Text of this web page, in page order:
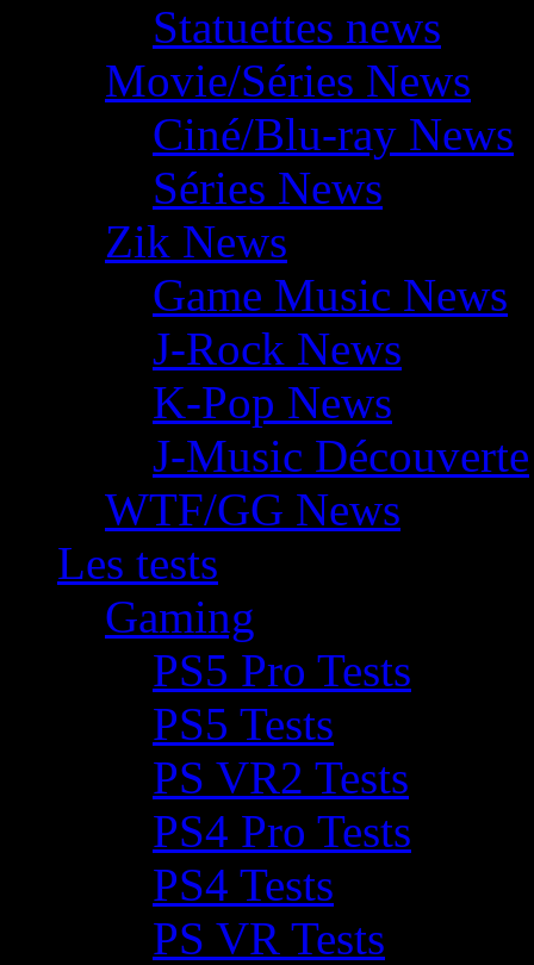
Statuettes news
Movie/Séries News
Ciné/Blu-ray News
Séries News
Zik News
Game Music News
J-Rock News
K-Pop News
J-Music Découverte
WTF/GG News
Les tests
Gaming
PS5 Pro Tests
PS5 Tests
PS VR2 Tests
PS4 Pro Tests
PS4 Tests
PS VR Tests